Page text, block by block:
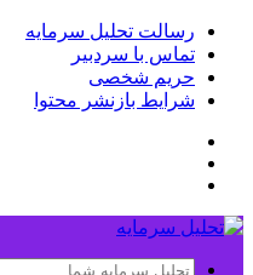
رسالت تحلیل سرمایه
تماس با سردبیر
حریم شخصی
شرایط بازنشر محتوا